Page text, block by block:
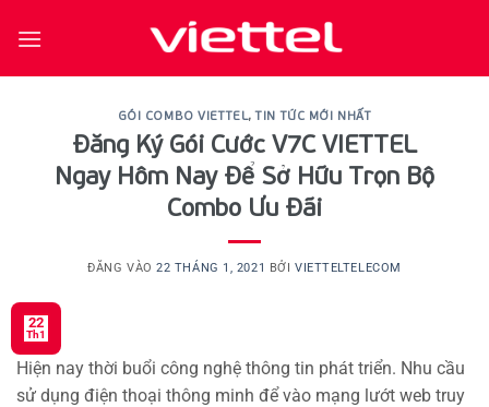
qua
GÓI COMBO VIETTEL,TIN TỨC MỚI NHẤT
Đăng Ký Gói Cước V7C VIETTEL
Ngay Hôm Nay Để Sở Hữu Trọn Bộ
Combo Ưu Đãi
ĐĂNG VÀO22 THÁNG 1, 2021 BỞI VIETTELTELECOM
22
Th1
Hiện nay thời buổi công nghệ thông tin phát triển. Nhu cầu
sử dụng điện thoại thông minh để vào mạng lướt web truy